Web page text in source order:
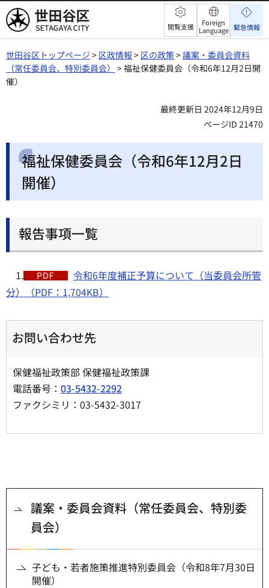
世田谷区 閲覧支援
Foreign
Language 緊急情報
世田谷区トップページ > 区政情報 > 区の政策>議案・委員会資料
（常任委員会、特別委員会） > 福祉保健委員会（令和6年12月2日開
催）
最終更新日 2024年12月9日
ページID 21470
福祉保健委員会（令和6年12月2日
開催）
報告事項一覧
1.
令和6年度補正予算について（当委員会所管
分）（PDF：1,704KB）
お問い合わせ先
保健福祉政策部 保健福祉政策課
電話番号： 03-5432-2292
ファクシミリ：03-5432-3017
議案・委員会資料（常任委員会、特別委
員会）
子ども・若者施策推進特別委員会（令和8年7月30日
開催）